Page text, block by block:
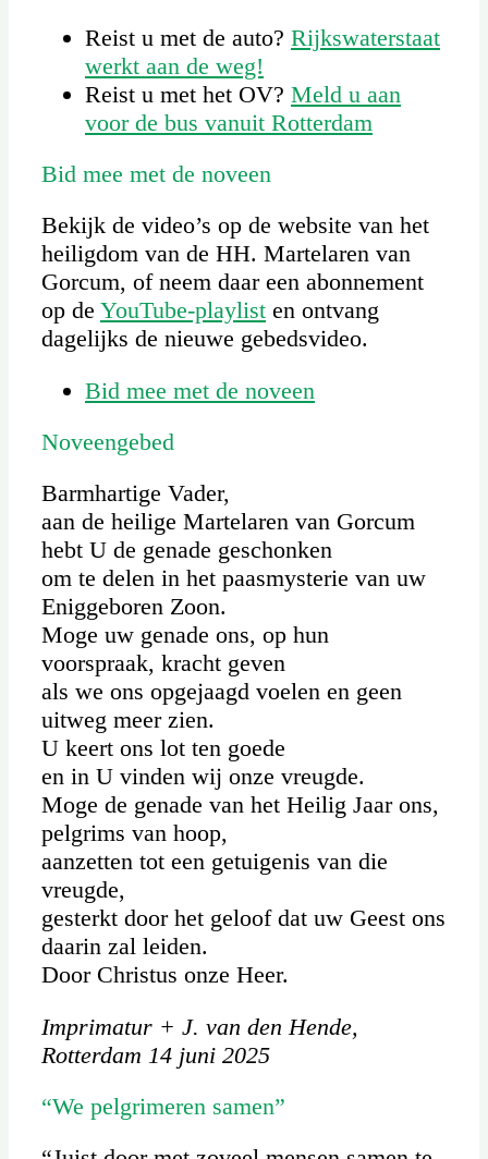
Reist u met de auto? Rijkswaterstaat
werkt aan de weg!
Reist u met het OV? Meld u aan
voor de bus vanuit Rotterdam
Bid mee met de noveen
Bekijk de video’s op de website van het
heiligdom van de HH. Martelaren van
Gorcum, of neem daar een abonnement
op de YouTube-playlisten ontvang
dagelijks de nieuwe gebedsvideo.
Bid mee met de noveen
Noveengebed
Barmhartige Vader,
aan de heilige Martelaren van Gorcum
hebt U de genade geschonken
om te delen in het paasmysterie van uw
Eniggeboren Zoon.
Moge uw genade ons, op hun
voorspraak, kracht geven
als we ons opgejaagd voelen en geen
uitweg meer zien.
U keert ons lot ten goede
en in U vinden wij onze vreugde.
Moge de genade van het Heilig Jaar ons,
pelgrims van hoop,
aanzetten tot een getuigenis van die
vreugde,
gesterkt door het geloof dat uw Geest ons
daarin zal leiden.
Door Christus onze Heer.
Imprimatur + J. van den Hende,
Rotterdam 14 juni 2025
“We pelgrimeren samen”